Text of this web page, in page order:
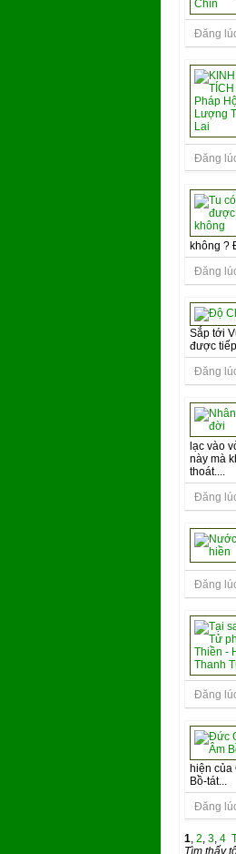
Đăng
Đăng
không ?
Đăng
Sắp tới
được
Đăng
lạc vào
này mà
thoát....
Đăng
Đăng
Đăng
hiện của
Bồ-tát...
Đăng
1, 2, 3, 4